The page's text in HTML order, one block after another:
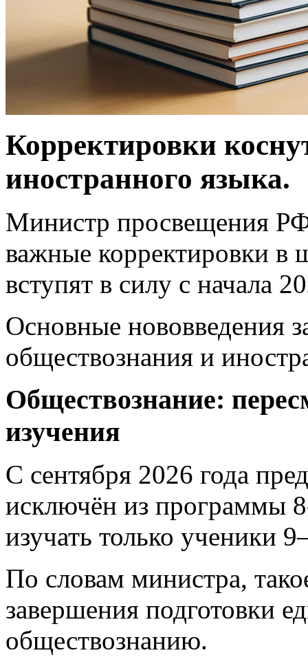
Корректировки
иностранного языка.
Министр просвещения
важные корректировки в
вступят в силу с начала
Основные нововведения
обществознания и
Обществознание:
изучения
С сентября 2026 года
исключён из программы
изучать только ученики
По словам министра,
завершения подготовки
обществознанию.